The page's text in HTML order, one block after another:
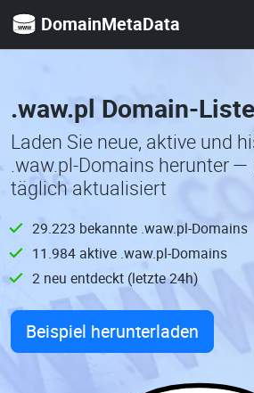
DomainMetaData
.waw.pl Domain-
Laden Sie neue, aktive und
.waw.pl-Domains herunter
täglich aktualisiert
29.223 bekannte .waw.pl-Domains
11.984 aktive .waw.pl-Domains
2 neu entdeckt (letzte 24h)
Beispiel herunterladen